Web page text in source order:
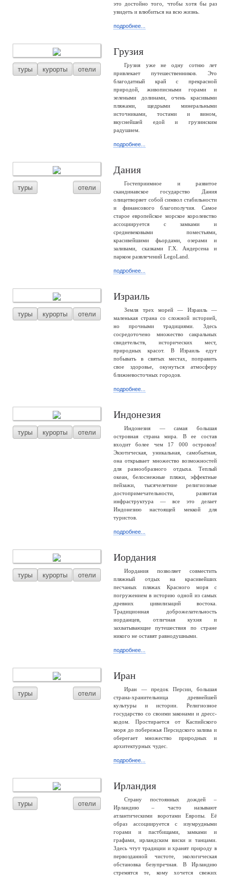
это достойно того, чтобы хотя бы раз
увидеть и влюбиться на всю жизнь.
подробнее...
туры курорты отели
Грузия
Грузия уже не одну сотню лет
привлекает путешественников. Это
благодатный край с прекрасной
природой, живописными горами и
зелеными долинами, очень красивыми
пляжами, щедрыми минеральными
источниками, тостами и вином,
вкуснейшей едой и грузинским
радушием.
подробнее...
туры отели
Дания
Гостеприимное и развитое
скандинавское государство Дания
олицетворяет собой символ стабильности
и финансового благополучия. Самое
старое европейское морское королевство
ассоциируется с замками и
средневековыми поместьями,
красивейшими фьордами, озерами и
заливами, сказками Г.Х. Андерсена и
парком развлечений LegoLand.
подробнее...
туры курорты отели
Израиль
Земля трех морей — Израиль —
маленькая страна со сложной историей,
но прочными традициями. Здесь
сосредоточено множество сакральных
свидетельств, исторических мест,
природных красот. В Израиль едут
побывать в святых местах, поправить
свое здоровье, окунуться атмосферу
ближневосточных городов.
подробнее...
туры курорты отели
Индонезия
Индонезия — самая большая
островная страна мира. В ее состав
входит более чем 17 000 островов!
Экзотическая, уникальная, самобытная,
она открывает множество возможностей
для разнообразного отдыха. Теплый
океан, белоснежные пляжи, эффектные
пейзажи, тысячелетние религиозные
достопримечательности, развитая
инфраструктура — все это делает
Индонезию настоящей меккой для
туристов.
подробнее...
туры курорты отели
Иордания
Иордания позволяет совместить
пляжный отдых на красивейших
песчаных пляжах Красного моря с
погружением в историю одной из самых
древних цивилизаций востока.
Традиционная доброжелательность
иорданцев, отличная кухня и
захватывающие путешествия по стране
никого не оставят равнодушными.
подробнее...
туры отели
Иран
Иран — предок Персии, большая
страна-хранительница древнейшей
культуры и истории. Религиозное
государство со своими законами и дресс-
кодом. Простирается от Каспийского
моря до побережья Персидского залива и
оберегает множество природных и
архитектурных чудес.
подробнее...
туры отели
Ирландия
Страну постоянных дождей –
Ирландию – часто называют
атлантическими воротами Европы. Её
образ ассоциируется с изумрудными
горами и пастбищами, замками и
графами, ирландским виски и танцами.
Здесь чтут традиции и хранят природу в
первозданной чистоте, экологическая
обстановка безупречная. В Ирландию
стремятся те, кому хочется свежих